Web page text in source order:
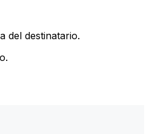
del destinatario.